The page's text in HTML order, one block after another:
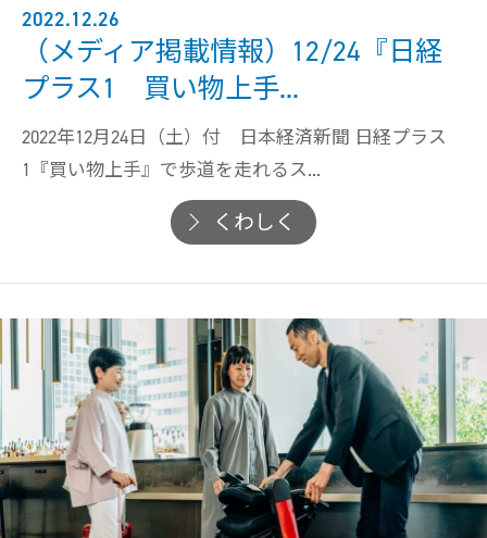
点検パック
アクセサリー
モデルを比較する
モデル比較
2022.12.26
（メディア掲載情報）12/24『日経
プラス1 買い物上手...
2022年12月24日（土）付 日本経済新聞 日経プラス
1『買い物上手』で歩道を走れるス...
くわしく